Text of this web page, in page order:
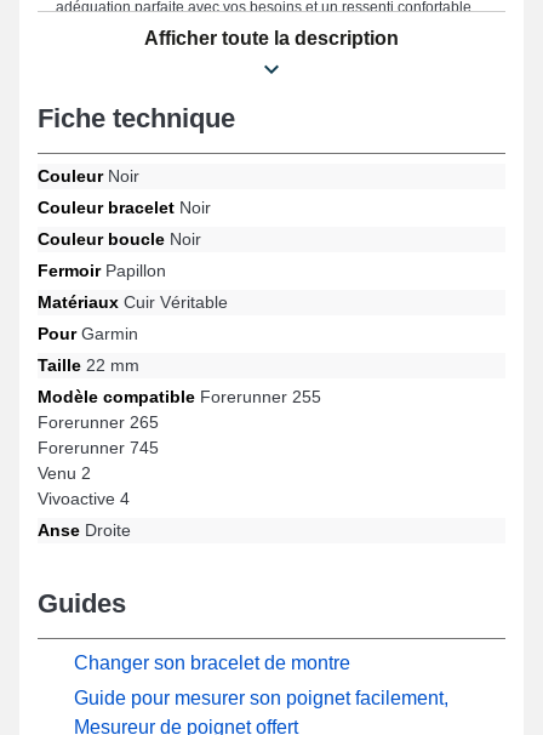
adéquation parfaite avec vos besoins et un ressenti confortable,
ce bracelet est large de 22mm. Solide, ce bracelet de montre
connectée représente un choix optimal pour en renouveler un
usagé ou cassé. La couleur noire sophistiquée de ce genre de
horlogère. Mise avec ce modèle de bracelet pour montre
connectée, elle est appropriée avec ce format pour les gabarits
Venu 2 par exemple de la marque Garmin, la fermeture papillon
est de grande qualité. Fabriqué dans le but de s'intégrer
ce bracelet unit qualité de fabrication et praticité en vue d'offrir
une satisfaction totale.
Afficher toute la description
Fiche technique
CouleurNoir
Couleur bracelet Noir
Couleur boucle Noir
FermoirPapillon
Matériaux Cuir Véritable
PourGarmin
Taille 22 mm
Modèle compatible Forerunner 255
Forerunner 265
Forerunner 745
Venu 2
Vivoactive 4
Anse Droite
Guides
Changer son bracelet de montre
Guide pour mesurer son poignet facilement,
Mesureur de poignet offert